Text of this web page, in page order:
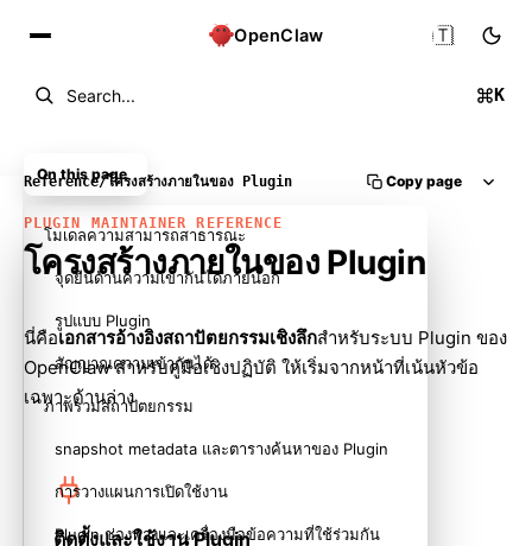
OpenClaw
Search... K
🇹🇭
Reference/โครงสร้างภายในของ Plugin Copy page
PLUGIN MAINTAINER REFERENCE
โครงสร้างภายในของ Plugin
นี่คือเอกสารอ้างอิงสถาปัตยกรรมเชิงลึกสำหรับระบบ Plugin ของ
OpenClaw สำหรับคู่มือเชิงปฏิบัติ ให้เริ่มจากหน้าที่เน้นหัวข้อ
เฉพาะด้านล่าง
ติดตั้งและใช้งาน Plugin
On this page
โมเดลความสามารถสาธารณะ
จุดยืนด้านความเข้ากันได้ภายนอก
รูปแบบ Plugin
สัญญาณความเข้ากันได้
ภาพรวมสถาปัตยกรรม
snapshot metadata และตารางค้นหาของ Plugin
การวางแผนการเปิดใช้งาน
Plugin ช่องทางและเครื่องมือข้อความที่ใช้ร่วมกัน